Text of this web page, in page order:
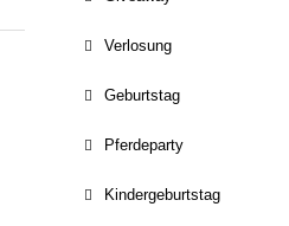
Verlosung
Geburtstag
Pferdeparty
Kindergeburtstag